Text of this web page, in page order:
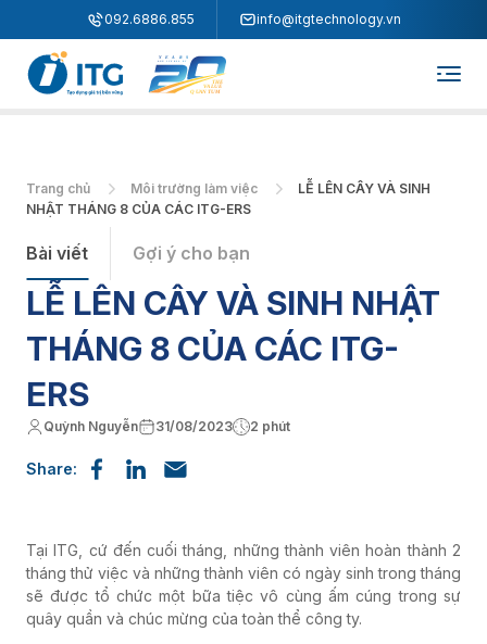
092.6886.855 info@itgtechnology.vn
Trang chủ Môi trường làm việc
LỄ LÊN CÂY VÀ SINH
NHẬT THÁNG 8 CỦA CÁC ITG-ERS
Bài viết Gợi ý cho bạn
LỄ LÊN CÂY VÀ SINH NHẬT
THÁNG 8 CỦA CÁC ITG-
ERS
Quỳnh Nguyễn 31/08/2023 2 phút
Share:
Tại ITG, cứ đến cuối tháng, những thành viên hoàn thành 2
tháng thử việc và những thành viên có ngày sinh trong tháng
sẽ được tổ chức một bữa tiệc vô cùng ấm cúng trong sự
quây quần và chúc mừng của toàn thể công ty.